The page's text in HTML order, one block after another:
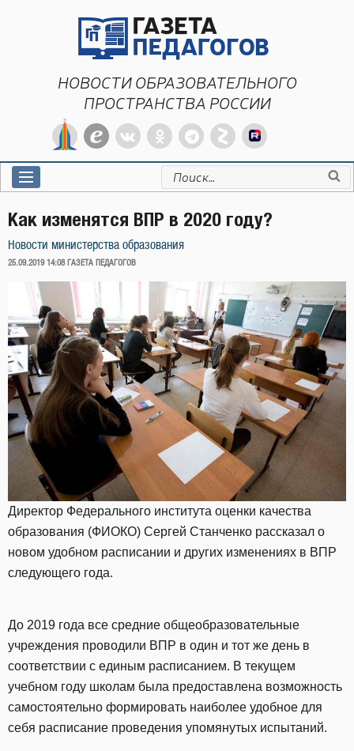
НОВОСТИ ОБРАЗОВАТЕЛЬНОГО
ПРОСТРАНСТВА РОССИИ
Искать:
Как изменятся ВПР в 2020 году?
Новости министерства образования
ОПУБЛИКОВАНО
25.09.2019 14:08 ГАЗЕТА ПЕДАГОГОВ
Директор Федерального института оценки качества
образования (ФИОКО) Сергей Станченко рассказал о
новом удобном расписании и других изменениях в ВПР
следующего года.
До 2019 года все средние общеобразовательные
учреждения проводили ВПР в один и тот же день в
соответствии с единым расписанием. В текущем
учебном году школам была предоставлена возможность
самостоятельно формировать наиболее удобное для
себя расписание проведения упомянутых испытаний.